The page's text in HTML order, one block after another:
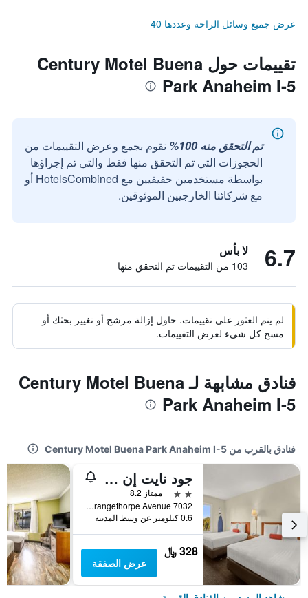
عرض جميع وسائل الراحة وعددها 40
تقييمات حول Century Motel Buena
Park Anaheim I-5
تم التحقق منه 100%
نقوم بجمع وعرض التقييمات من
الحجوزات التي تم التحقق منها فقط والتي تم إجراؤها
بواسطة مستخدمين حقيقيين مع HotelsCombined أو
مع شركائنا الخارجيين الموثوقين.
6.7 لا بأس
103 من التقييمات تم التحقق منها
لم يتم العثور على تقييمات. حاول إزالة مرشح أو تغيير بحثك أو
مسح كل شيء لعرض التقييمات.
فنادق مشابهة لـ Century Motel Buena
Park Anaheim I-5
فنادق بالقرب من Century Motel Buena Park Anaheim I-5
جود نايت إن بوينا بارك
2 نجمتين
ممتاز 8.2
7032 Orangethorpe Avenue, بوينا بارك, CA, الولايات المتحدة الأميريكية
0.6 كيلومتر عن وسط المدينة
328 ﷼
عرض الصفقة